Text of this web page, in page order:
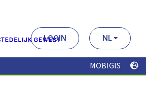
LOGIN NL
MOBIGIS